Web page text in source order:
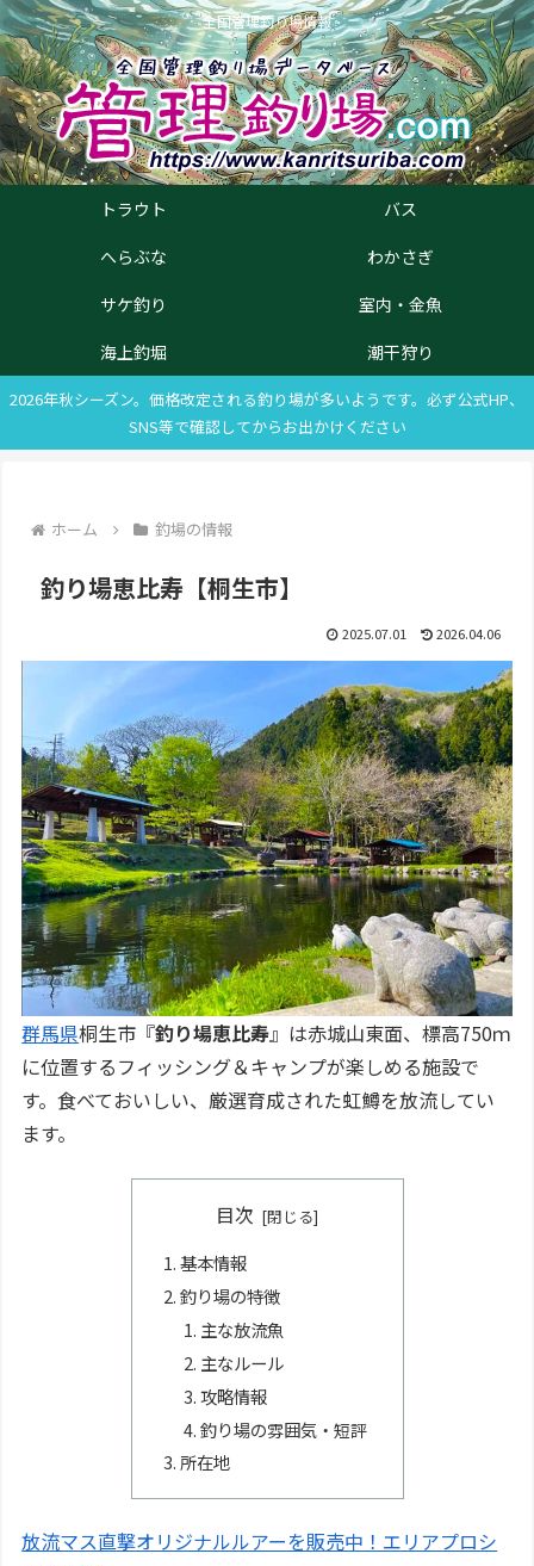
全国管理釣り場情報
トラウト
バス
へらぶな
わかさぎ
サケ釣り
室内・金魚
海上釣堀
潮干狩り
2026年秋シーズン。価格改定される釣り場が多いようです。必ず公式HP、
SNS等で確認してからお出かけください
ホーム 釣場の情報
釣り場恵比寿【桐生市】
2025.07.01 2026.04.06
群馬県桐生市『釣り場恵比寿』は赤城山東面、標高750ｍ
に位置するフィッシング＆キャンプが楽しめる施設で
す。食べておいしい、厳選育成された虹鱒を放流してい
ます。
目次
基本情報
釣り場の特徴
主な放流魚
主なルール
攻略情報
釣り場の雰囲気・短評
所在地
放流マス直撃オリジナルルアーを販売中！エリアプロシ